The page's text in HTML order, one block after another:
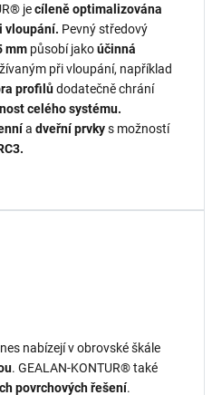
jecíleně optimalizována
vloupání. Pevný středový
mm působí jakoúčinná
při vloupání, například
profilůdodatečně chrání
celého systému.
a dveřní prvkys možností
nabízejí v obrovské škále
. GEALAN-KONTUR® také
povrchových řešení.